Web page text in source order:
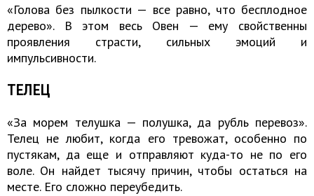
«Голова без пылкости — все равно, что бесплодное
дерево». В этом весь Овен — ему свойственны
проявления страсти, сильных эмоций и
импульсивности.
ТЕЛЕЦ
«За морем телушка — полушка, да рубль перевоз».
Телец не любит, когда его тревожат, особенно по
пустякам, да еще и отправляют куда-то не по его
воле. Он найдет тысячу причин, чтобы остаться на
месте. Его сложно переубедить.